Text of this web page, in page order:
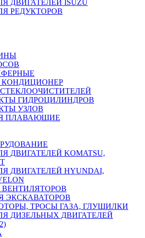
ДВИГАТЕЛЕЙ ISUZU
РЕДУКТОРОВ
КОНДИЦИОНЕР
ГИДРОЦИЛИНДРОВ
УЗЛОВ
ПЛАВАЮЩИЕ
ДВИГАТЕЛЕЙ KOMATSU,
ДВИГАТЕЛЕЙ HYUNDAI,
ВЕНТИЛЯТОРОВ
ЭКСКАВАТОРОВ
ТРОСЫ ГАЗА, ГЛУШИЛКИ
ДИЗЕЛЬНЫХ ДВИГАТЕЛЕЙ